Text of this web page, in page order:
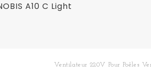
A10 C Light
Ventilateur 220V Pour Poêles